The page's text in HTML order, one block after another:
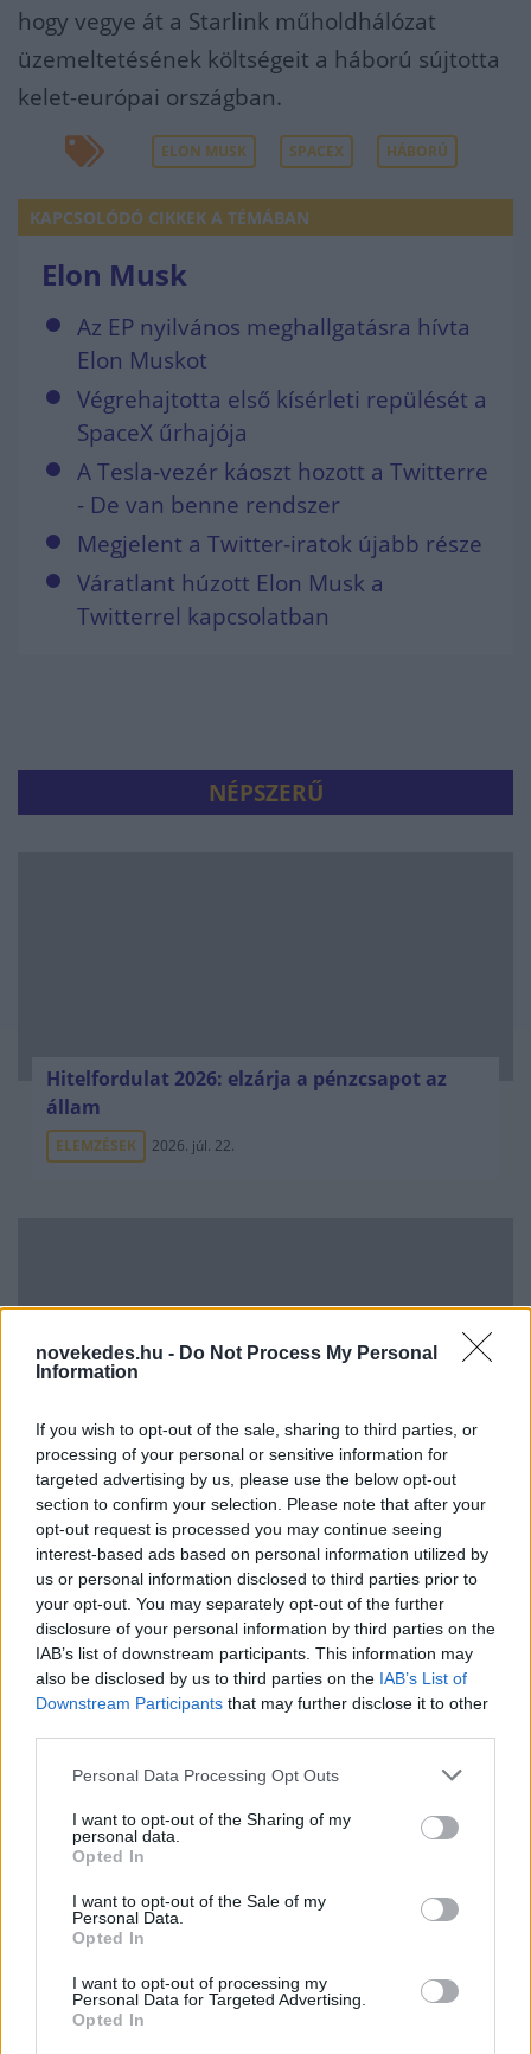
novekedes.hu - Do Not Process My Personal
Information
If you wish to opt-out of the sale, sharing to third parties, or
processing of your personal or sensitive information for
targeted advertising by us, please use the below opt-out
section to confirm your selection. Please note that after your
opt-out request is processed you may continue seeing
interest-based ads based on personal information utilized by
us or personal information disclosed to third parties prior to
your opt-out. You may separately opt-out of the further
disclosure of your personal information by third parties on the
IAB’s list of downstream participants. This information may
also be disclosed by us to third parties on the IAB’s List of
Downstream Participants that may further disclose it to other
Please note that this website/app uses one or more Google
not limited to your visit or usage behaviour. You may click to
grant or deny consent to Google and its third-party tags to
use your data for below specified purposes in below Google
consent section.
Personal Data Processing Opt Outs
I want to opt-out of the Sharing of my
personal data.
Opted In
I want to opt-out of the Sale of my
Personal Data.
Opted In
I want to opt-out of processing my
Personal Data for Targeted Advertising.
Opted In
hogy vegye át a Starlink műholdhálózat
üzemeltetésének költségeit a háború sújtotta
kelet-európai országban.
ELON MUSK SPACEX HÁBORÚ
KAPCSOLÓDÓ CIKKEK A TÉMÁBAN
Elon Musk
Az EP nyilvános meghallgatásra hívta
Elon Muskot
Végrehajtotta első kísérleti repülését a
SpaceX űrhajója
A Tesla-vezér káoszt hozott a Twitterre
- De van benne rendszer
Megjelent a Twitter-iratok újabb része
Váratlant húzott Elon Musk a
Twitterrel kapcsolatban
NÉPSZERŰ
Hitelfordulat 2026: elzárja a pénzcsapot az
állam
ELEMZÉSEK 2026. júl. 22.
Vagyonvisszaszerzés: amikor a pénz
gyorsabban fut, mint a jog
ELEMZÉSEK 2026. júl. 21.
Kéthónapos a Tisza-kormány: íme a mérleg!